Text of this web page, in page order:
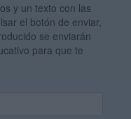
y un texto con las
el botón de enviar,
se enviarán
para que te